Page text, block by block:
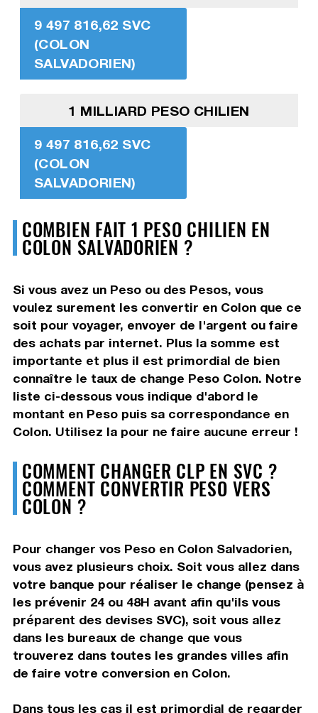
9 497 816,62 SVC
(COLON
SALVADORIEN)
1 MILLIARD PESO CHILIEN
9 497 816,62 SVC
(COLON
SALVADORIEN)
COMBIEN FAIT 1 PESO CHILIEN EN
COLON SALVADORIEN ?
Si vous avez un Peso ou des Pesos, vous
voulez surement les convertir en Colon que ce
soit pour voyager, envoyer de l'argent ou faire
des achats par internet. Plus la somme est
importante et plus il est primordial de bien
connaître le taux de change Peso Colon. Notre
liste ci-dessous vous indique d'abord le
montant en Peso puis sa correspondance en
Colon. Utilisez la pour ne faire aucune erreur !
COMMENT CHANGER CLP EN SVC ?
COMMENT CONVERTIR PESO VERS
COLON ?
Pour changer vos Peso en Colon Salvadorien,
vous avez plusieurs choix. Soit vous allez dans
votre banque pour réaliser le change (pensez à
les prévenir 24 ou 48H avant afin qu'ils vous
préparent des devises SVC), soit vous allez
dans les bureaux de change que vous
trouverez dans toutes les grandes villes afin
de faire votre conversion en Colon.
Dans tous les cas il est primordial de regarder